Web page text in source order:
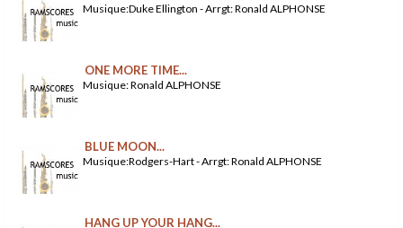
Musique:Duke Ellington - Arrgt: Ronald ALPHONSE
ONE MORE TIME...
Musique: Ronald ALPHONSE
BLUE MOON...
Musique:Rodgers-Hart - Arrgt: Ronald ALPHONSE
HANG UP YOUR HANG...